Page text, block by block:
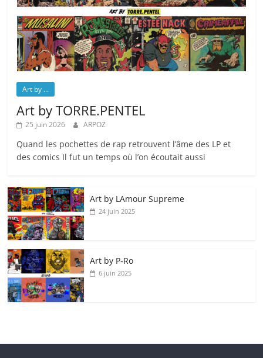
Art by ...
Art by TORRE.PENTEL
25 juin 2026 ARPOZ
Quand les pochettes de rap retrouvent l’âme des LP et
des comics Il fut un temps où l’on écoutait aussi
Art by LAmour Supreme
24 juin 2025
Art by P‑Ro
6 juin 2025